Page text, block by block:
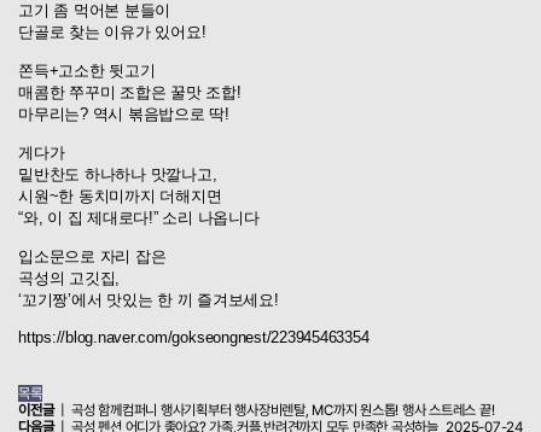
고기 좀 먹어본 분들이
단골로 찾는 이유가 있어요!
쫀득+고소한 뒷고기
매콤한 쭈꾸미 조합은 꿀맛 조합!
마무리는? 역시 볶음밥으로 딱!
게다가
밑반찬도 하나하나 맛깔나고,
시원~한 동치미까지 더해지면
“와, 이 집 제대로다!” 소리 나옵니다
입소문으로 자리 잡은
곡성의 고깃집,
‘꼬기짱’에서 맛있는 한 끼 즐겨보세요!
https://blog.naver.com/gokseongnest/223945463354
목록
이전글| 곡성 함께컴퍼니 행사기획부터 행사장비렌탈, MC까지 원스톱! 행사 스트레스 끝!
2025-07-24
다음글| 곡성 펜션 어디가 좋아요? 가족,커플,반려견까지 모두 만족한 곡성하늘